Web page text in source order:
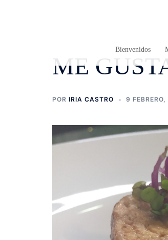
Bienvenidos
ME
POR IRIA CASTRO 9